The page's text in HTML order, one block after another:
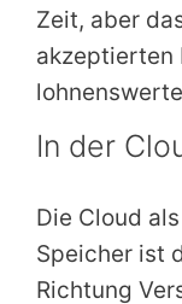
Zeit, aber
akzeptierten
In der
Die Cloud
Speicher ist
Richtung